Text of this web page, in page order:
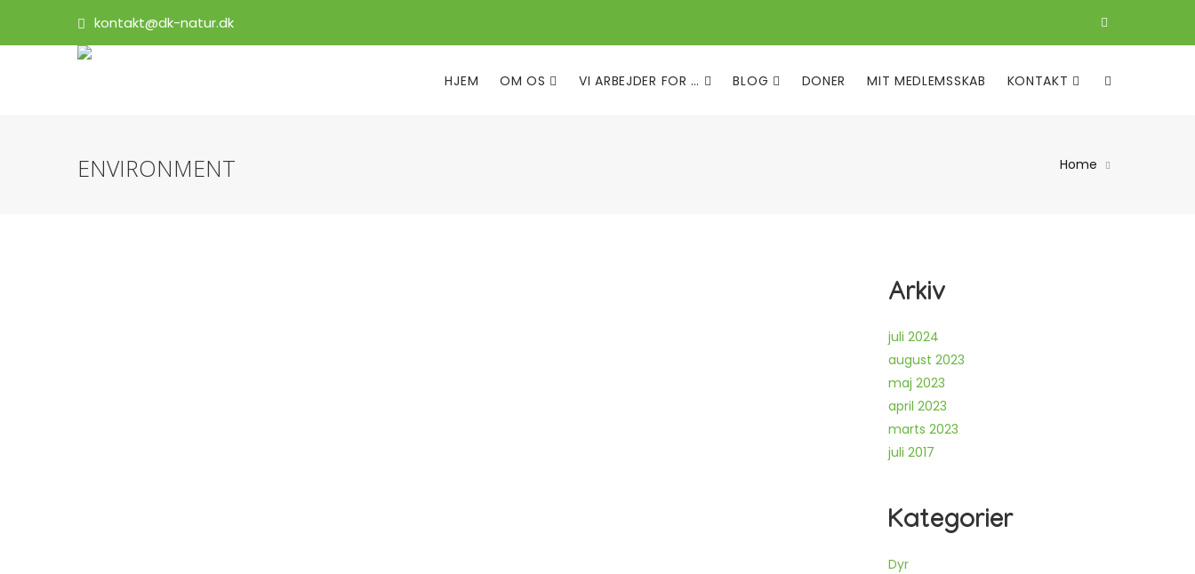
kontakt@dk-natur.dk
HJEM OM OS VI ARBEJDER FOR … BLOG DONER MIT MEDLEMSSKAB KONTAKT
ENVIRONMENT Home
Arkiv
juli 2024
august 2023
maj 2023
april 2023
marts 2023
juli 2017
Kategorier
Dyr